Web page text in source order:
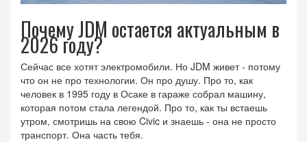
Почему JDM остается актуальным в
2026 году?
Сейчас все хотят электромобили. Но JDM живет - потому
что он не про технологии. Он про душу. Про то, как
человек в 1995 году в Осаке в гараже собрал машину,
которая потом стала легендой. Про то, как ты встаешь
утром, смотришь на свою Civic и знаешь - она не просто
транспорт. Она часть тебя.